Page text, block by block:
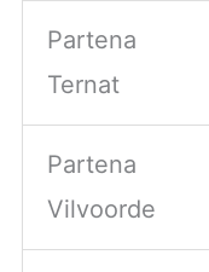
Partena
Ternat
Partena
Vilvoorde